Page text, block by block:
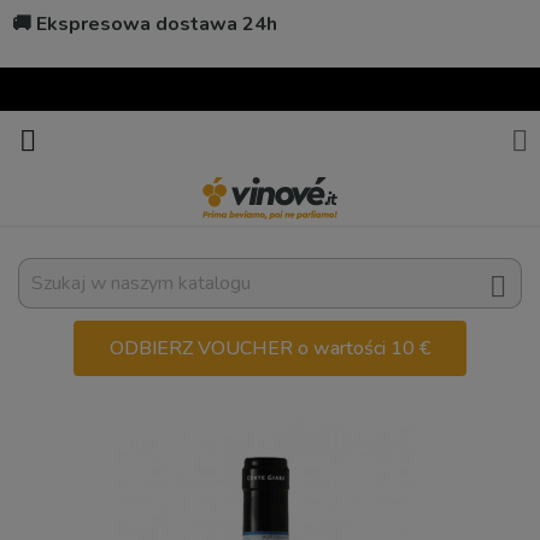
🚚 Ekspresowa dostawa 24h
 

ODBIERZ VOUCHER o wartości 10 €